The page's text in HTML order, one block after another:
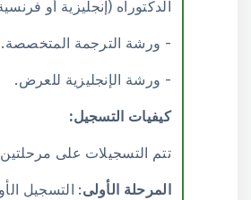
الدكتوراه (إنجليزية أو
- ورشة الترجمة المتخصصة.
- ورشة الإنجليزية للعرض.
كيفيات التسجيل:
تتم التسجيلات على
المرحلة الأولى: التسجيل